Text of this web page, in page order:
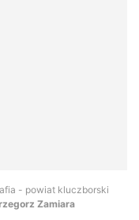
- powiat kluczborski
Zamiara